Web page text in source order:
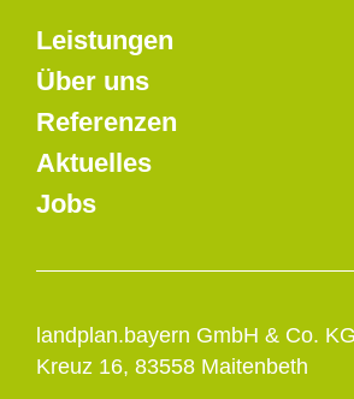
landplan.bayern GmbH & Co. KG
Kreuz 16, 83558 Maitenbeth
Leistungen
Über uns
Referenzen
Aktuelles
Jobs